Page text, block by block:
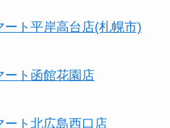
ト平岸高台店(札幌市)
ート函館花園店
ート北広島西口店